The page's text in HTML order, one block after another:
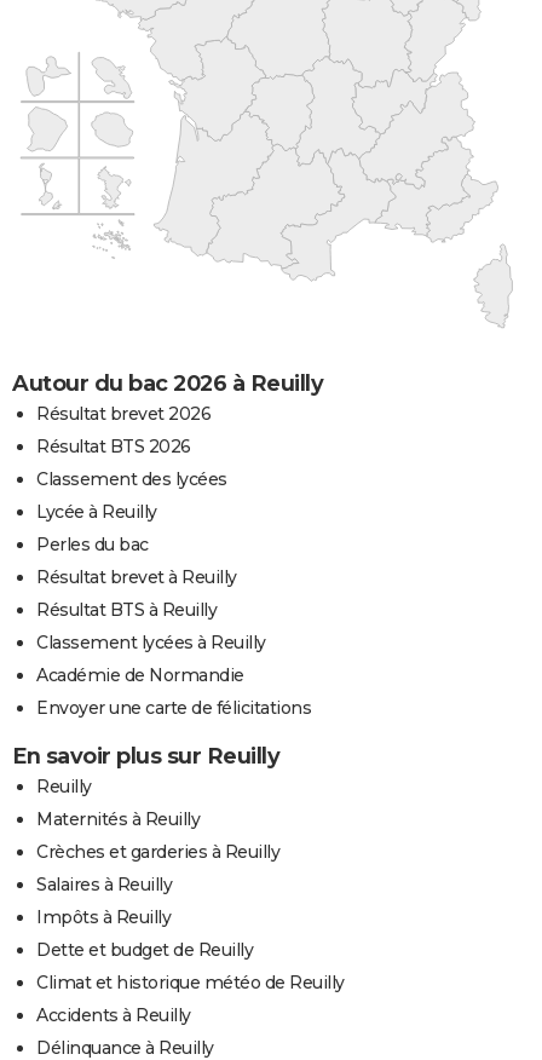
Autour du bac 2026 à Reuilly
Résultat brevet 2026
Résultat BTS 2026
Classement des lycées
Lycée à Reuilly
Perles du bac
Résultat brevet à Reuilly
Résultat BTS à Reuilly
Classement lycées à Reuilly
Académie de Normandie
Envoyer une carte de félicitations
En savoir plus sur Reuilly
Reuilly
Maternités à Reuilly
Crèches et garderies à Reuilly
Salaires à Reuilly
Impôts à Reuilly
Dette et budget de Reuilly
Climat et historique météo de Reuilly
Accidents à Reuilly
Délinquance à Reuilly